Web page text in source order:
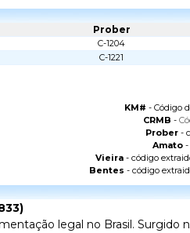
Prober
C-1204
C-1221
KM# - Código
CRMB -
Prober -
Amato -
Vieira - código
Bentes - código
legal no Brasil. Surgido